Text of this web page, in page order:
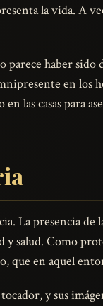
la vida. A
haber sido
en los
las casas para
La presencia de
salud. Como
que en aquel
y sus